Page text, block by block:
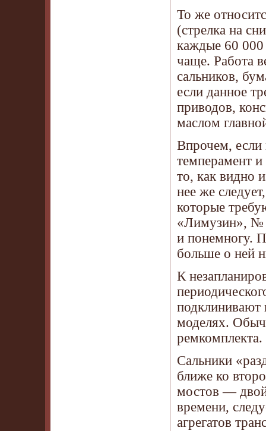
То же
(стрелка на
каждые 60 000
чаще. Работа
сальников,
если данное
приводов,
маслом
Впрочем, если
темперамент
то, как видно
нее же
которые
«Лимузин», №
и понемногу.
больше о ней
К
подклинивают
моделях.
ремкомплекта.
Сальники
ближе ко
мостов —
времени,
агрегатов